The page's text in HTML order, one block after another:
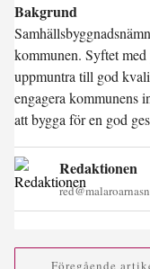
Bakgrund
kommunen. Syftet
uppmuntra till god
engagera kommunens
att bygga för en god
Redaktionen
Föregående